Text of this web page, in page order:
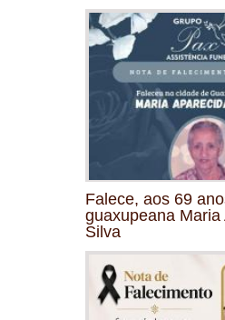
Falece, aos 69
guaxupeana
Silva